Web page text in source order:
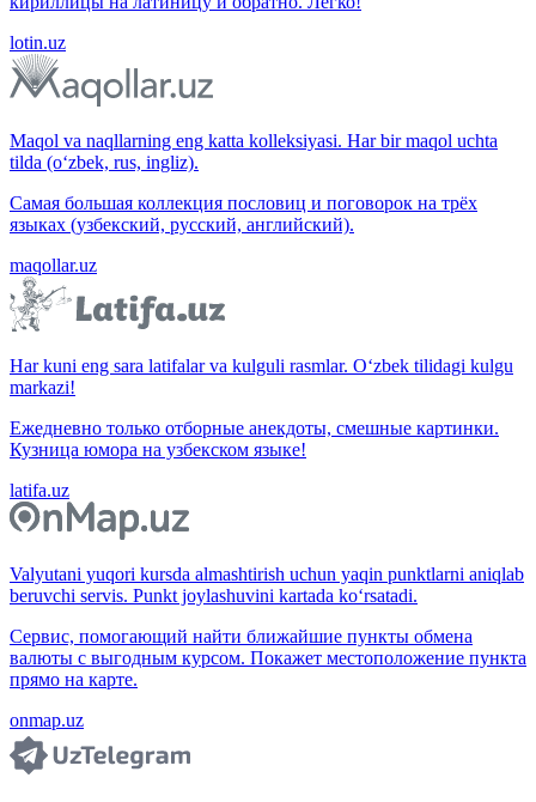
lotin.uz
Maqol va naqllarning eng katta kolleksiyasi. Har bir maqol uchta
tilda (o‘zbek, rus, ingliz).
Самая большая коллекция пословиц и поговорок на трёх
языках (узбекский, русский, английский).
maqollar.uz
Har kuni eng sara latifalar va kulguli rasmlar. O‘zbek tilidagi kulgu
markazi!
Ежедневно только отборные анекдоты, смешные картинки.
Кузница юмора на узбекском языке!
latifa.uz
Valyutani yuqori kursda almashtirish uchun yaqin punktlarni aniqlab
beruvchi servis. Punkt joylashuvini kartada ko‘rsatadi.
Сервис, помогающий найти ближайшие пункты обмена
валюты с выгодным курсом. Покажет местоположение пункта
прямо на карте.
onmap.uz